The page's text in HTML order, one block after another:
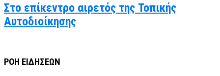
Στο επίκεντρο αιρετός της Τοπικής
Αυτοδιοίκησης
ΡΟΗ ΕΙΔΗΣΕΩΝ